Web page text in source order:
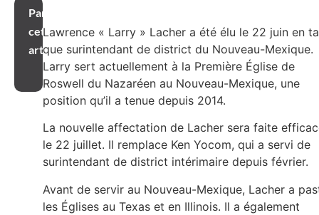
Partager
cet
article
Lawrence « Larry » Lacher a été élu le 22 juin en
que surintendant de district du Nouveau-Mexique.
Larry sert actuellement à la Première Église de
Roswell du Nazaréen au Nouveau-Mexique, une
position qu’il a tenue depuis 2014.
La nouvelle affectation de Lacher sera faite
le 22 juillet. Il remplace Ken Yocom, qui a servi de
surintendant de district intérimaire depuis février.
Avant de servir au Nouveau-Mexique, Lacher a
les Églises au Texas et en Illinois. Il a également